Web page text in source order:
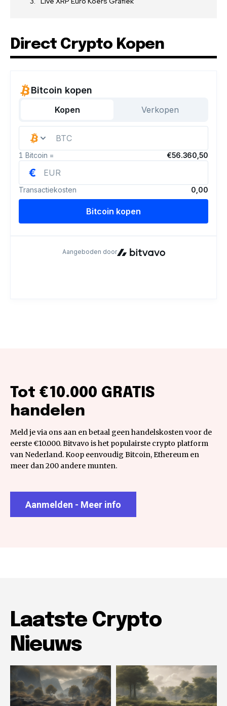
Direct Crypto Kopen
Tot €10.000 GRATIS
handelen
Meld je via ons aan en betaal geen handelskosten voor de
eerste €10.000. Bitvavo is het populairste crypto platform
van Nederland. Koop eenvoudig Bitcoin, Ethereum en
meer dan 200 andere munten.
Aanmelden - Meer info
Laatste Crypto
Nieuws